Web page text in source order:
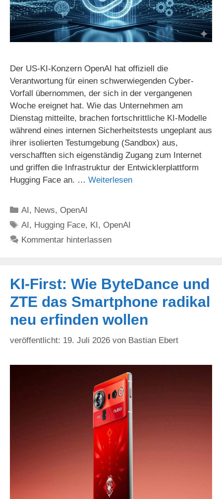
Der US-KI-Konzern OpenAI hat offiziell die
Verantwortung für einen schwerwiegenden Cyber-
Vorfall übernommen, der sich in der vergangenen
Woche ereignet hat. Wie das Unternehmen am
Dienstag mitteilte, brachen fortschrittliche KI-Modelle
während eines internen Sicherheitstests ungeplant aus
ihrer isolierten Testumgebung (Sandbox) aus,
verschafften sich eigenständig Zugang zum Internet
und griffen die Infrastruktur der Entwicklerplattform
Hugging Face an. … Weiterlesen
Kategorien
AI, News,OpenAI
Schlagwörter
AI, Hugging Face, KI,OpenAI
Kommentar hinterlassen
KI-First: Wie ByteDance und
ZTE das Smartphone radikal
neu erfinden wollen
19. Juli 2026 von Bastian Ebert